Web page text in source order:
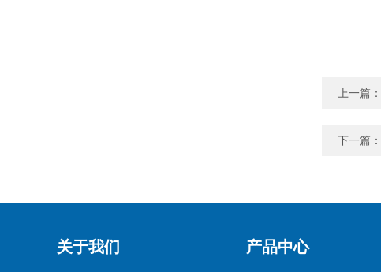
上一篇：
下一篇：
关于我们 产品中心